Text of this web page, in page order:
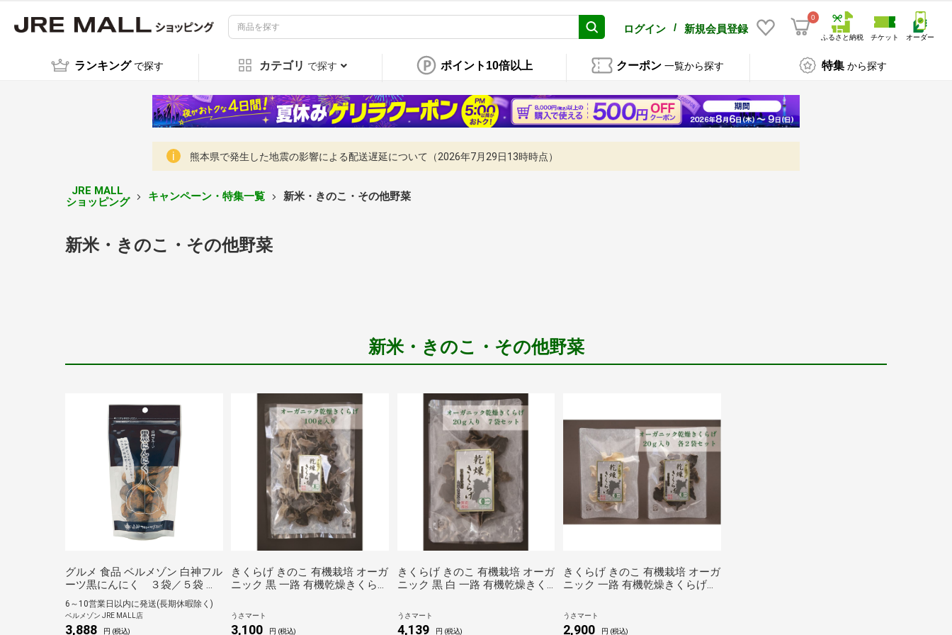
ログイン / 新規会員登録
0
ふるさと納税 チケット オーダー
ランキング で探す カテゴリ で探す ポイント10倍以上 クーポン 一覧から探す 特集 から探す
熊本県で発生した地震の影響による配送遅延について（2026年7月29日13時時点）
JRE MALL
ショッピング
キャンペーン・特集一覧 新米・きのこ・その他野菜
新米・きのこ・その他野菜
新米・きのこ・その他野菜
グルメ 食品 ベルメゾン 白神フル
ーツ黒にんにく ３袋／５袋 ３
点セット
6～10営業日以内に発送(長期休暇除く)
ベルメゾン JRE MALL店
3,888 円 (税込)
きくらげ きのこ 有機栽培 オーガ
ニック 黒 一路 有機乾燥きくらげ
うさマート
3,100 円 (税込)
きくらげ きのこ 有機栽培 オーガ
ニック 黒 白 一路 有機乾燥きく
うさマート
4,139 円 (税込)
きくらげ きのこ 有機栽培 オーガ
ニック 一路 有機乾燥きくらげ
うさマート
2,900 円 (税込)